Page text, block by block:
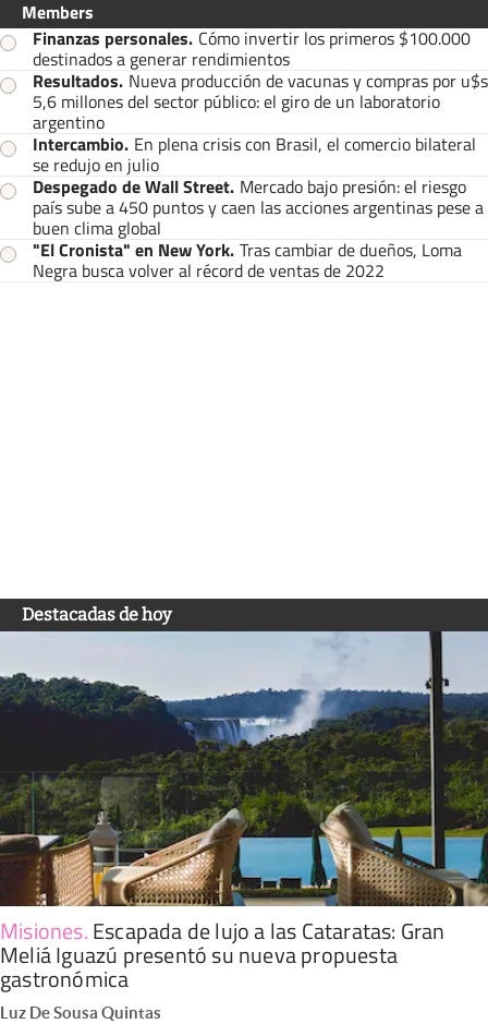
Members
Finanzas personales. Cómo invertir los primeros $100.000
destinados a generar rendimientos
Resultados. Nueva producción de vacunas y compras por u$s
5,6 millones del sector público: el giro de un laboratorio
argentino
Intercambio. En plena crisis con Brasil, el comercio bilateral
se redujo en julio
Despegado de Wall Street. Mercado bajo presión: el riesgo
país sube a 450 puntos y caen las acciones argentinas pese a
buen clima global
"El Cronista" en New York. Tras cambiar de dueños, Loma
Negra busca volver al récord de ventas de 2022
Destacadas de hoy
Misiones.Escapada de lujo a las Cataratas: Gran
Meliá Iguazú presentó su nueva propuesta
gastronómica
Luz De Sousa Quintas